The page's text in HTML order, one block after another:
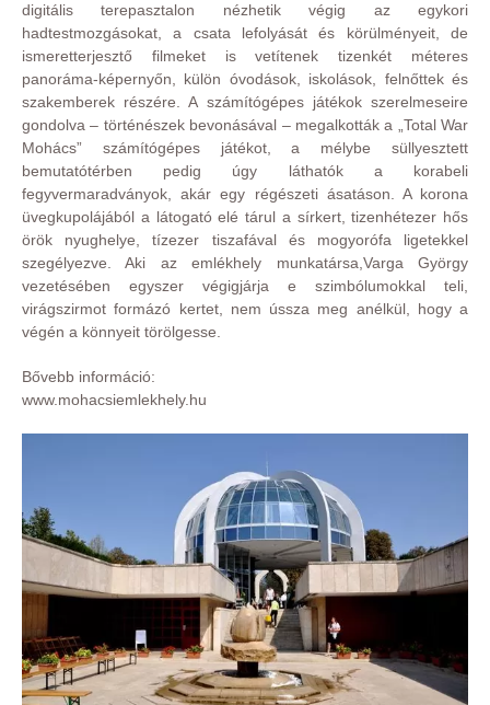
digitális terepasztalon nézhetik végig az egykori
hadtestmozgásokat, a csata lefolyását és körülményeit, de
ismeretterjesztő filmeket is vetítenek tizenkét méteres
panoráma-képernyőn, külön óvodások, iskolások, felnőttek és
szakemberek részére. A számítógépes játékok szerelmeseire
gondolva – történészek bevonásával – megalkották a „Total War
Mohács” számítógépes játékot, a mélybe süllyesztett
bemutatótérben pedig úgy láthatók a korabeli
fegyvermaradványok, akár egy régészeti ásatáson. A korona
üvegkupolájából a látogató elé tárul a sírkert, tizenhétezer hős
örök nyughelye, tízezer tiszafával és mogyorófa ligetekkel
szegélyezve. Aki az emlékhely munkatársa,Varga György
vezetésében egyszer végigjárja e szimbólumokkal teli,
virágszirmot formázó kertet, nem ússza meg anélkül, hogy a
végén a könnyeit törölgesse.
Bővebb információ:
www.mohacsiemlekhely.hu